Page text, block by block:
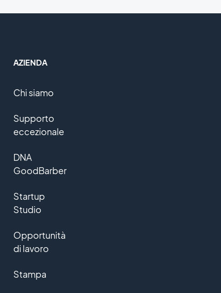
AZIENDA
Chi siamo
Supporto
eccezionale
DNA
GoodBarber
Startup
Studio
Opportunità
di lavoro
Stampa